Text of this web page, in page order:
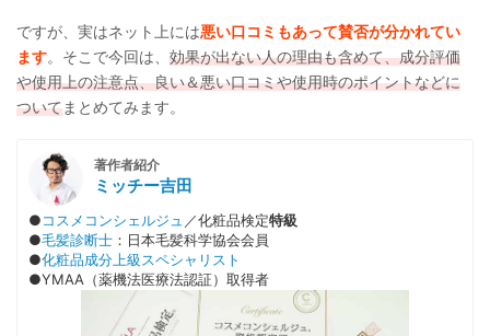
ですが、実はネット上には悪い口コミもあって賛否が分かれてい
ます。そこで今回は、 効果が出ない人の理由も含めて、成分評価
や使用上の注意点、良い＆悪い口コミや使用時のポイントなどに
ついてまとめてみます。
著作者紹介
ミッチー吉田
●コスメコンシェルジュ ／化粧品検定特級
●毛髪診断士 ：日本毛髪科学協会会員
●化粧品成分上級スペシャリスト
●YMAA（薬機法医療法認証）取得者